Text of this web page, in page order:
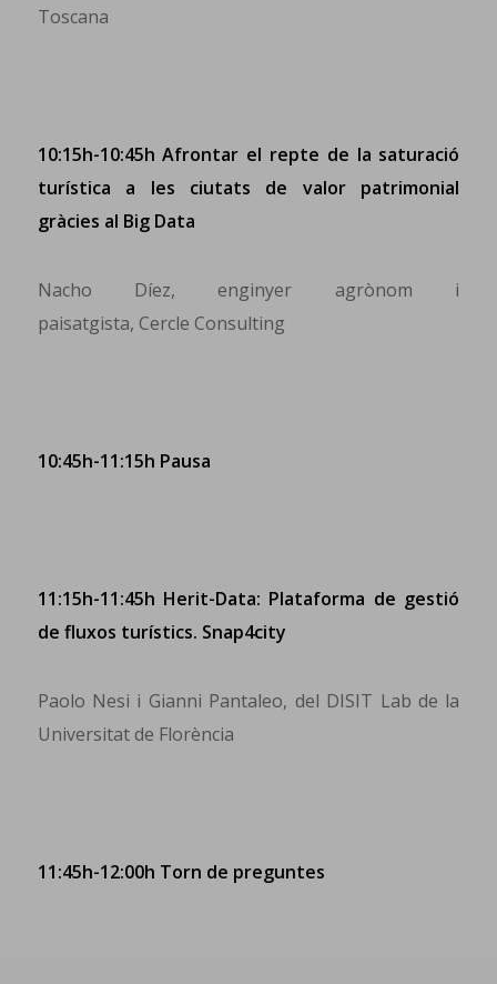
Toscana
10:15h-10:45h Afrontar el repte de la saturació
turística a les ciutats de valor patrimonial
gràcies al Big Data
Nacho Díez, enginyer agrònom i
paisatgista, Cercle Consulting
10:45h-11:15h Pausa
11:15h-11:45h Herit-Data: Plataforma de gestió
de fluxos turístics. Snap4city
Paolo Nesi i Gianni Pantaleo, del DISIT Lab de la
Universitat de Florència
11:45h-12:00h Torn de preguntes